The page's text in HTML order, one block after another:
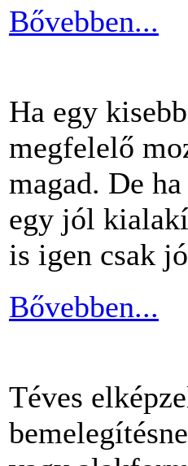
Bővebben...
Ha egy
megfelelő
magad. De
egy jól
is igen csak
Bővebben...
Téves